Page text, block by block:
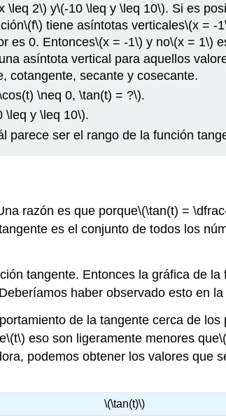
\leq 2\) y\(-10 \leq y \leq 10\). Si es
\(f\) tiene asíntotas verticales\(x = -
es 0. Entonces\(x = -1\) y no\(x = 1\)
asíntota vertical para aquellos
cotangente, secante y cosecante.
\neq 0, \tan(t) = ?\).
\leq y \leq 10\).
parece ser el rango de la función
razón es que porque\(\tan(t) =
es el conjunto de todos los
tangente. Entonces la gráfica de la
haber observado esto en
de la tangente cerca de los
\(t\) eso son ligeramente menores que
podemos obtener los valores que
\(\tan(t)\)